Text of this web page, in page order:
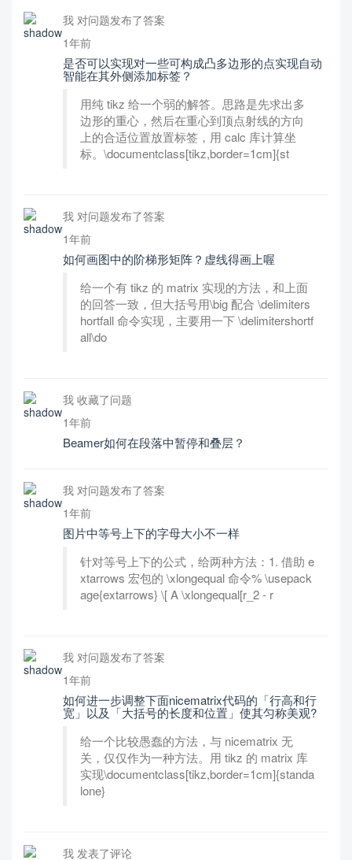
我 对问题发布了答案
1年前
是否可以实现对一些可构成凸多边形的点实现自动
智能在其外侧添加标签？
用纯 tikz 给一个弱的解答。思路是先求出多
边形的重心，然后在重心到顶点射线的方向
上的合适位置放置标签，用 calc 库计算坐
标。\documentclass[tikz,border=1cm]{st
我 对问题发布了答案
1年前
如何画图中的阶梯形矩阵？虚线得画上喔
给一个有 tikz 的 matrix 实现的方法，和上面
的回答一致，但大括号用\big 配合 \delimiters
hortfall 命令实现，主要用一下 \delimitershortf
all\do
我 收藏了问题
1年前
Beamer如何在段落中暂停和叠层？
我 对问题发布了答案
1年前
图片中等号上下的字母大小不一样
针对等号上下的公式，给两种方法：1. 借助 e
xtarrows 宏包的 \xlongequal 命令% \usepack
age{extarrows} \[ A \xlongequal[r_2 - r
我 对问题发布了答案
1年前
如何进一步调整下面nicematrix代码的「行高和行
宽」以及「大括号的长度和位置」使其匀称美观?
给一个比较愚蠢的方法，与 nicematrix 无
关，仅仅作为一种方法。用 tikz 的 matrix 库
实现\documentclass[tikz,border=1cm]{standa
lone}
我 发表了评论